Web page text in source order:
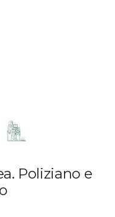
Poliziano e